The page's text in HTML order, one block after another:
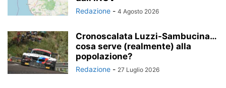
Redazione - 4 Agosto 2026
Cronoscalata Luzzi-Sambucina…
cosa serve (realmente) alla
popolazione?
Redazione - 27 Luglio 2026